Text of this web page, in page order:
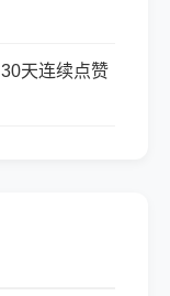
天连续点赞